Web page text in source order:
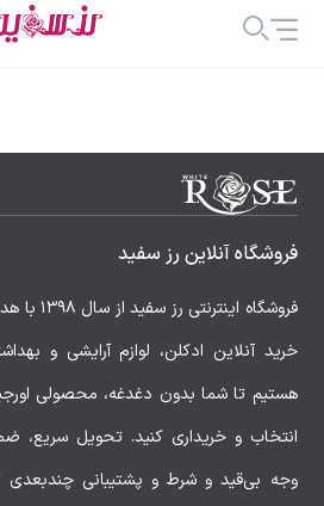
فروشگاه آنلاین رز سفید
فروشگاه
خرید آنلاین ادکلن، لوازم آرایشی و
هستیم تا شما بدون دغدغه، محصولی
انتخاب و خریداری کنید. تحویل سریع،
وجه بی‌قید و شرط و پشتیبانی چندبعدی